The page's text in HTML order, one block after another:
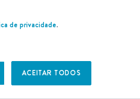
seguro e muito
design interno
a
sutilmente se
de privacidade.
ACEITAR TODOS